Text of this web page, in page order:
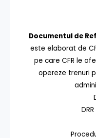
Documentul de
este elaborat de
pe care CFR le
opereze trenuri